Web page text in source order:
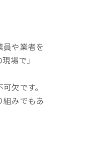
や業者を
場で」
欠です。
組みでもあ